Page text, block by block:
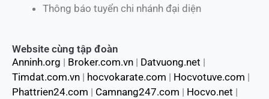
Thông báo tuyển chi nhánh đại diện
Website cùng tập đoàn
Anninh.org | Broker.com.vn | Datvuong.net |
Timdat.com.vn | hocvokarate.com | Hocvotuve.com |
Phattrien24.com | Camnang247.com | Hocvo.net |